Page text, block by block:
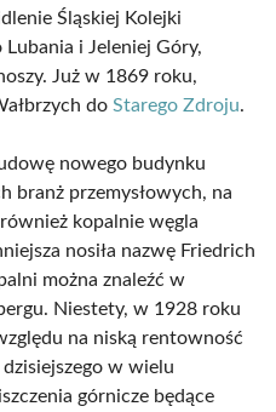
Śląskiej Kolejki
i Jeleniej Góry,
Już w 1869 roku,
do Starego Zdroju.
nowego budynku
branż przemysłowych, na
kopalnie węgla
nosiła nazwę Friedrich
można znaleźć w
Niestety, w 1928 roku
na niską rentowność
w wielu
górnicze będące